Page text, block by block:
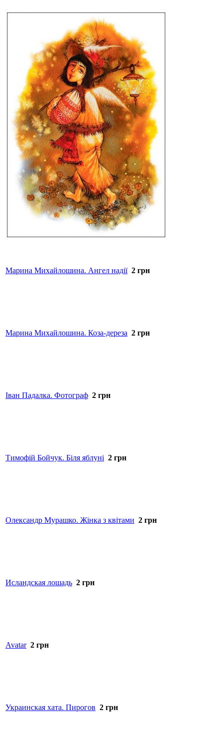
Марина Михайлошина. Ангел надії 2 грн
Марина Михайлошина. Коза-дереза 2 грн
Іван Падалка. Фотограф 2 грн
Тимофій Бойчук. Біля яблуні 2 грн
Олександр Мурашко. Жінка з квітами 2 грн
Исландская лошадь 2 грн
Avatar 2 грн
Украинская хата. Пирогов 2 грн